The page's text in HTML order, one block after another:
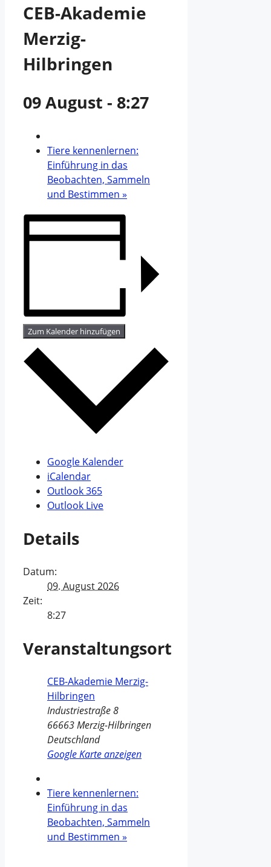
CEB-Akademie
Merzig-
Hilbringen
09 August - 8:27
Tiere kennenlernen:
Einführung in das
Beobachten, Sammeln
und Bestimmen »
Zum Kalender hinzufügen
Google Kalender
iCalendar
Outlook 365
Outlook Live
Details
Datum:
09. August 2026
Zeit:
8:27
Veranstaltungsort
CEB-Akademie Merzig-
Hilbringen
Industriestraße 8
66663Merzig-Hilbringen
Deutschland
Google Karte anzeigen
Tiere kennenlernen:
Einführung in das
Beobachten, Sammeln
und Bestimmen »